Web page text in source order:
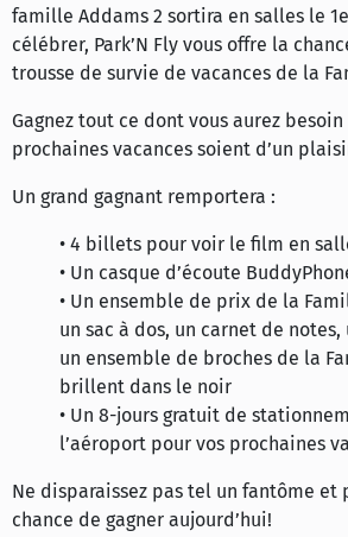
famille Addams 2 sortira en salles le
célébrer, Park’N Fly vous offre la
trousse de survie de vacances de la
Gagnez tout ce dont vous aurez
prochaines vacances soient d’un
Un grand gagnant remportera :
• 4 billets pour voir le film en
• Un casque d’écoute
• Un ensemble de prix de la
un sac à dos, un carnet de
un ensemble de broches de la
brillent dans le noir
• Un 8-jours gratuit de
l’aéroport pour vos prochaines
Ne disparaissez pas tel un fantôme et
chance de gagner aujourd’hui!